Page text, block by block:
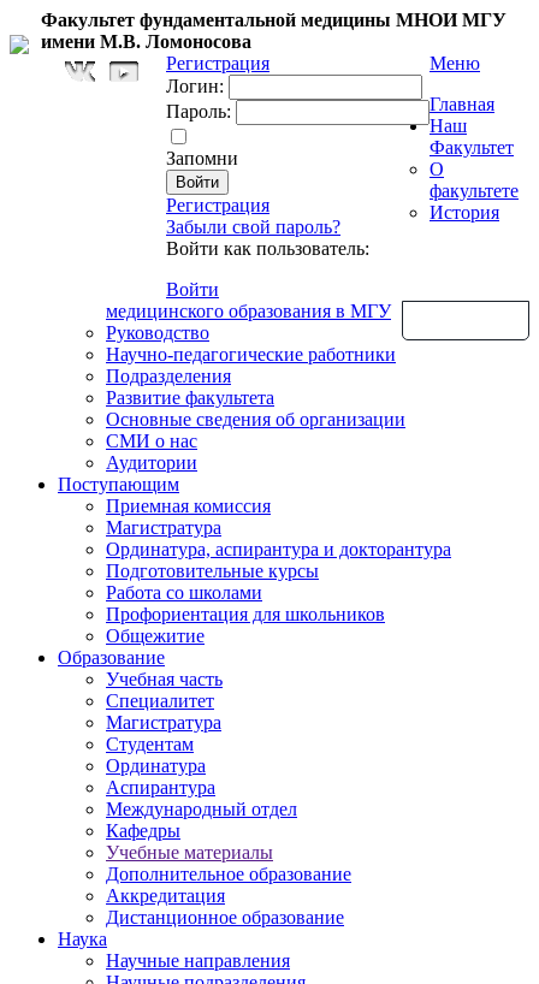
Факультет фундаментальной медицины МНОИ МГУ
имени М.В. Ломоносова
Регистрация
Логин:
Пароль:
Запомни
Регистрация
Забыли свой пароль?
Войти как пользователь:
Войти
Меню
Главная
Наш
Факультет
О
факультете
История
медицинского образования в МГУ
Руководство
Научно-педагогические работники
Подразделения
Развитие факультета
Основные сведения об организации
СМИ о нас
Аудитории
Поступающим
Приемная комиссия
Магистратура
Ординатура, аспирантура и докторантура
Подготовительные курсы
Работа со школами
Профориентация для школьников
Общежитие
Образование
Учебная часть
Специалитет
Магистратура
Студентам
Ординатура
Аспирантура
Международный отдел
Кафедры
Учебные материалы
Дополнительное образование
Аккредитация
Дистанционное образование
Наука
Научные направления